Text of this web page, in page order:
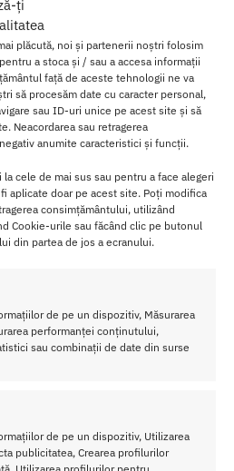
ți
plăcută, noi și partenerii noștri folosim
a stoca și / sau a accesa informații
față de aceste tehnologii ne va
să procesăm date cu caracter personal,
sau ID-uri unice pe acest site și să
Neacordarea sau retragerea
anumite caracteristici și funcții.
cele de mai sus sau pentru a face alegeri
aplicate doar pe acest site. Poți modifica
consimțământului, utilizând
Cookie-urile sau făcând clic pe butonul
din partea de jos a ecranului.
de pe un dispozitiv, Măsurarea
performanței conținutului,
sau combinații de date din surse
de pe un dispozitiv, Utilizarea
publicitatea, Crearea profilurilor
din plasa si
sa va incante si sa va ofere multa
seducatoare si intarzieri
plasa si dantela moale. Manecile
perfecta a garderobei tale